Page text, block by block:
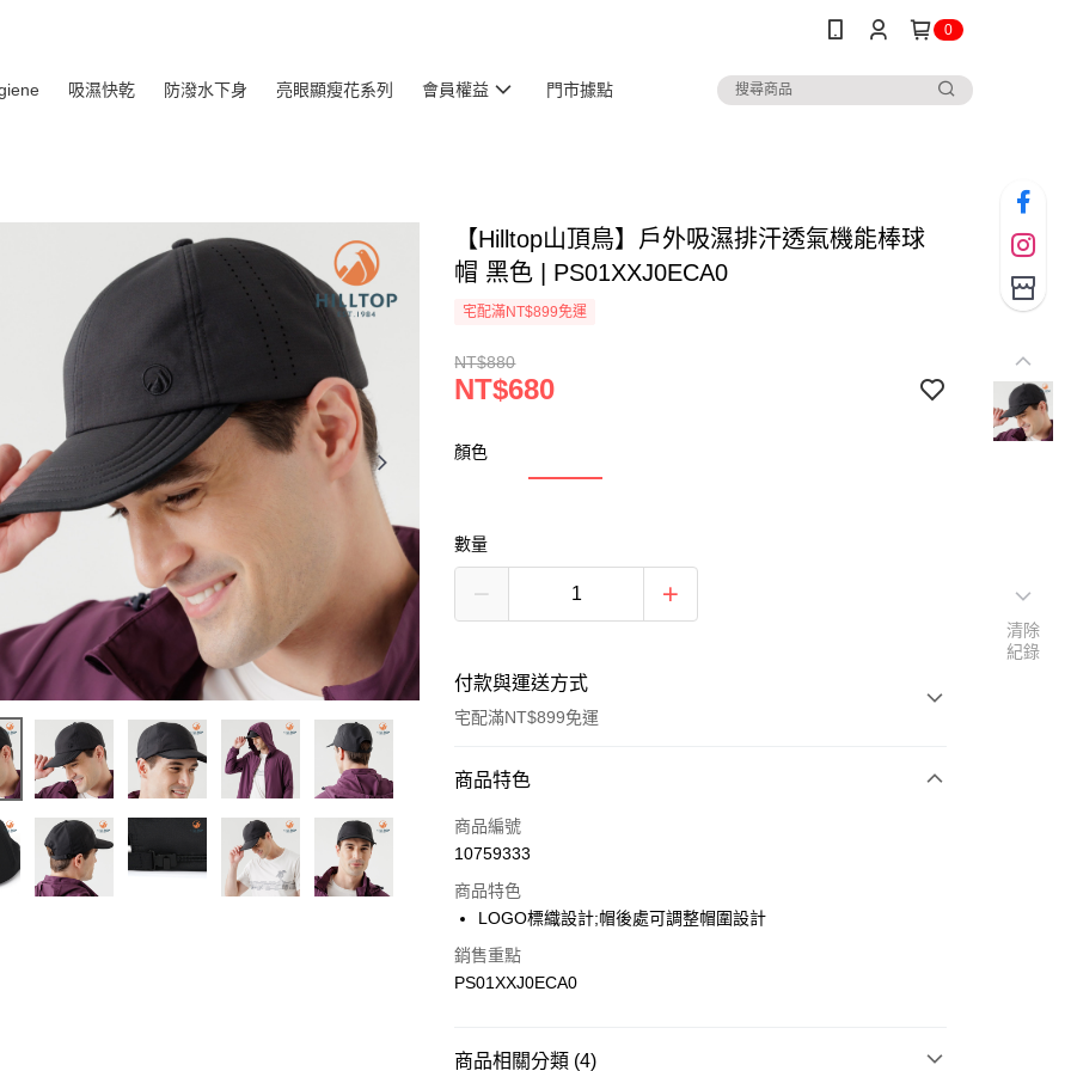
0
吸濕快乾 防潑水下身 亮眼顯瘦花系列 會員權益 門市據點
【Hilltop山頂鳥】戶外吸濕排汗透氣機能棒球
帽 黑色 | PS01XXJ0ECA0
宅配滿NT$899免運
NT$880
NT$680
顏色
數量
付款與運送方式
宅配滿NT$899免運
付款方式
信用卡一次付款
Apple Pay
悠遊付
商品特色
商品編號
10759333
商品特色
LOGO標織設計;帽後處可調整帽圍設計
銷售重點
PS01XXJ0ECA0
商品相關分類 (4)
清除
紀錄